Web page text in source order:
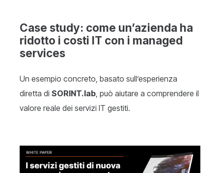
Case study: come un’azienda ha
ridotto i costi IT con i managed
services
Un esempio concreto, basato sull’esperienza
diretta di SORINT.lab , può aiutare a comprendere il
valore reale dei servizi IT gestiti.